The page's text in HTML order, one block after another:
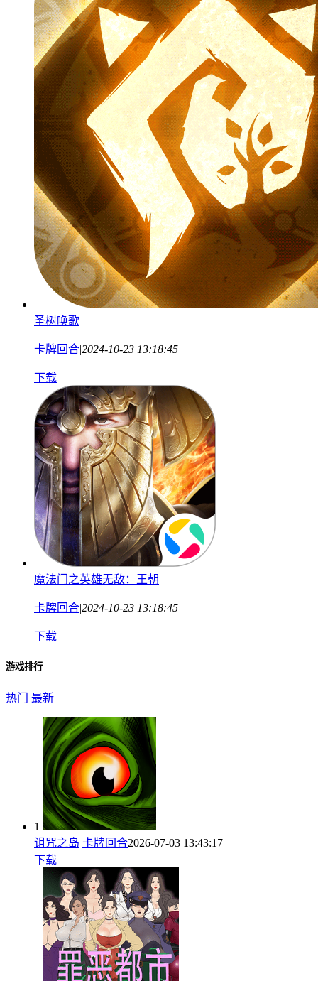
圣树唤歌
卡牌回合|2024-10-23 13:18:45
下载
魔法门之英雄无敌：王朝
卡牌回合|2024-10-23 13:18:45
下载
游戏排行
热门 最新
1
诅咒之岛 卡牌回合2026-07-03 13:43:17
下载